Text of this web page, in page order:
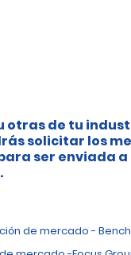
otras de tu
solicitar los
ser enviada
de mercado -